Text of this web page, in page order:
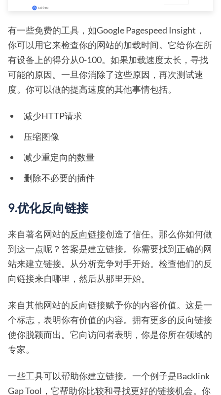
有一些免费的工具，如Google Pagespeed Insight，
你可以用它来检查你的网站的加载时间。它给你在所
有设备上的得分从0-100。如果加载速度太长，寻找
可能的原因。一旦你消除了这些原因，再次测试速
度。你可以做的提高速度的其他事情包括。
减少HTTP请求
压缩图像
减少重定向的数量
删除不必要的插件
9.优化反向链接
来自著名网站的反向链接创造了信任。那么你如何做
到这一点呢？答案是建立链接。你需要找到正确的网
站来建立链接。从分析竞争对手开始。检查他们的反
向链接来自哪里，然后从那里开始。
来自其他网站的反向链接赋予你的内容价值。这是一
个标志，表明你有价值的内容。拥有更多的反向链接
使你脱颖而出。它向访问者表明，你是你所在领域的
专家。
一些工具可以帮助你建立链接。一个例子是Backlink
Gap Tool，它帮助你比较和寻找更好的链接机会。你